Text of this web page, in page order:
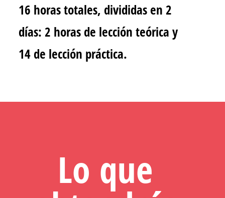
16 horas totales, divididas en 2
días: 2 horas de lección teórica y
14 de lección práctica.
Lo que